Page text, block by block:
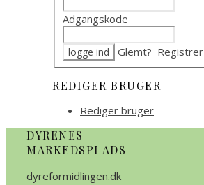
Adgangskode
Glemt? Registrer
REDIGER BRUGER
Rediger bruger
DYRENES
MARKEDSPLADS
dyreformidlingen.dk